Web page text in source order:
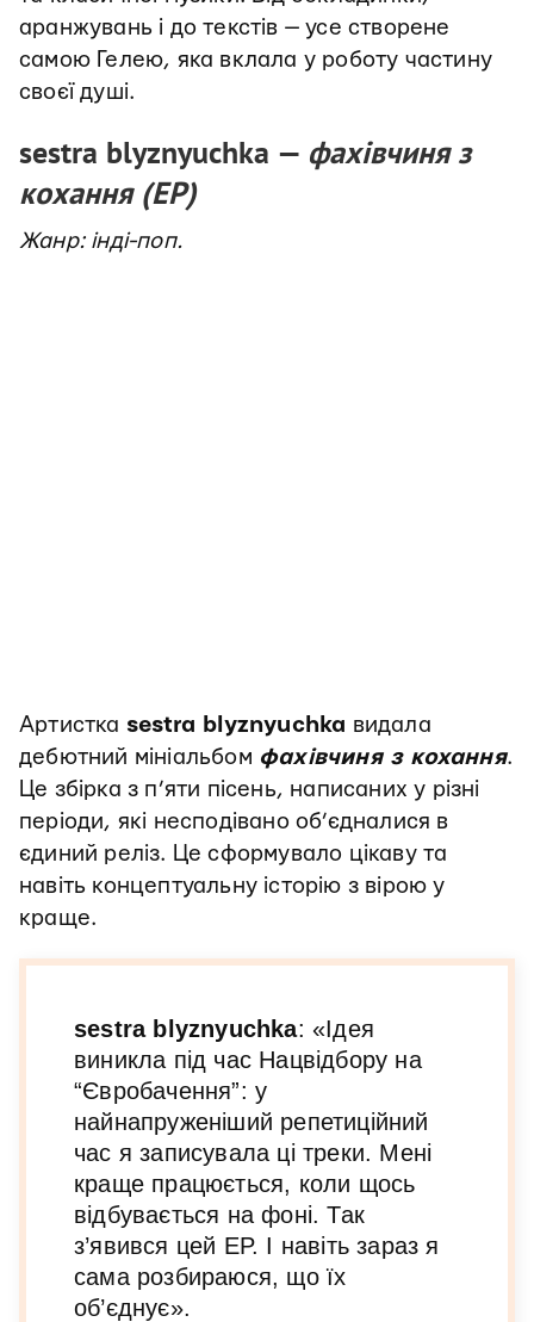
аранжувань і до текстів — усе створене
самою Гелею, яка вклала у роботу частину
своєї душі.
sestra blyznyuchka — фахівчиня з
кохання (ЕР)
Жанр: інді-поп.
Артистка sestra blyznyuchka видала
дебютний мініальбом фахівчиня з кохання.
Це збірка з п’яти пісень, написаних у різні
періоди, які несподівано об’єдналися в
єдиний реліз. Це сформувало цікаву та
навіть концептуальну історію з вірою у
краще.
sestra blyznyuchka: «Ідея
виникла під час Нацвідбору на
“Євробачення”: у
найнапруженіший репетиційний
час я записувала ці треки. Мені
краще працюється, коли щось
відбувається на фоні. Так
з’явився цей EP. І навіть зараз я
сама розбираюся, що їх
об’єднує».